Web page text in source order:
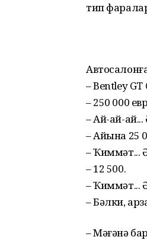
тип
– Веntlеу
– 250 000
– Ай-ай-
– Айына 25
– Ҡиммәт...
– 12 500.
– Ҡиммәт...
– Бәлки,
– Мәғәнә